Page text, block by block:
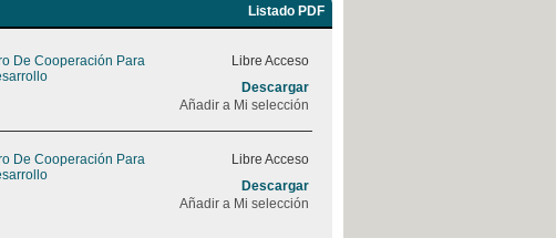
Listado PDF
De Cooperación Para
Libre Acceso
Descargar
Añadir a Mi selección
De Cooperación Para
Libre Acceso
Descargar
Añadir a Mi selección